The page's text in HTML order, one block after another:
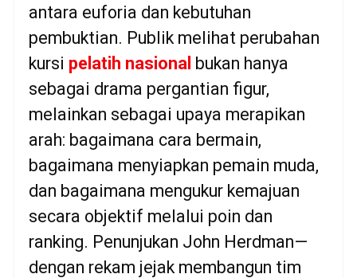
antara euforia dan kebutuhan
pembuktian. Publik melihat perubahan
kursi pelatih nasional bukan hanya
sebagai drama pergantian figur,
melainkan sebagai upaya merapikan
arah: bagaimana cara bermain,
bagaimana menyiapkan pemain muda,
dan bagaimana mengukur kemajuan
secara objektif melalui poin dan
ranking. Penunjukan John Herdman—
dengan rekam jejak membangun tim